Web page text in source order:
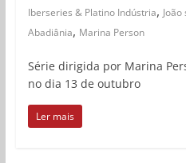
Iberseries & Platino Indústria,
Abadiânia, Marina Person
Série dirigida por Marina
no dia 13 de outubro
Ler mais